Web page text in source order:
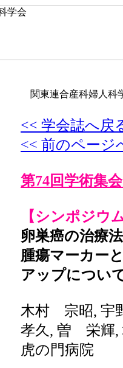
関東連合産科婦人科
<< 学会誌へ戻
<< 前のページ
第74回学術集会
【シンポジウ
卵巣癌の治療法
腫瘍マーカー
アップについ
木村 宗昭,
孝久, 曽 栄輝
虎の門病院